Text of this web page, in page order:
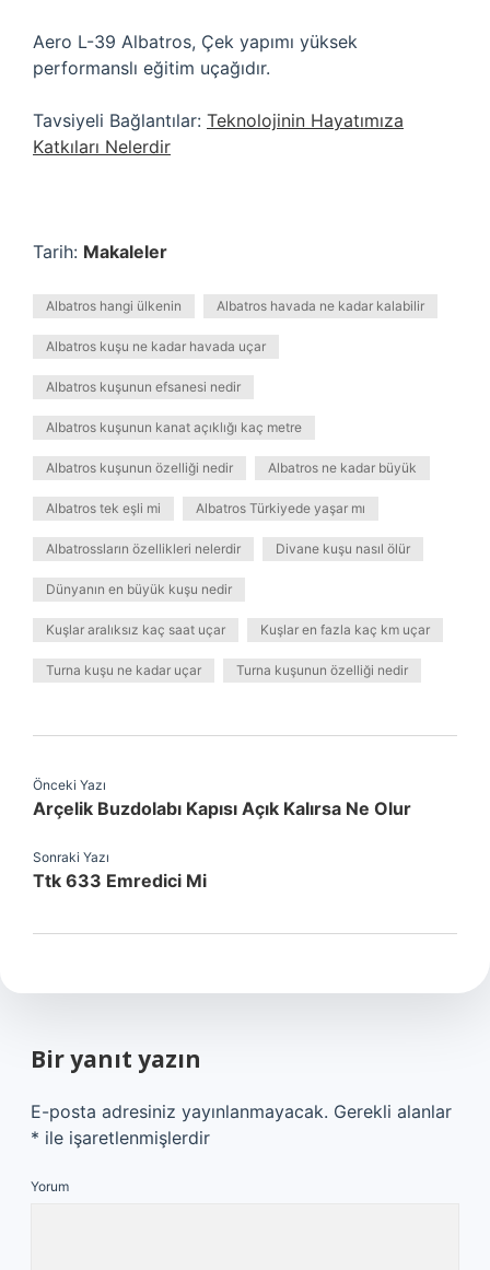
Aero L-39 Albatros, Çek yapımı yüksek
performanslı eğitim uçağıdır.
Tavsiyeli Bağlantılar: Teknolojinin Hayatımıza
Katkıları Nelerdir
Tarih: Makaleler
Albatros hangi ülkenin Albatros havada ne kadar kalabilir
Albatros kuşu ne kadar havada uçar
Albatros kuşunun efsanesi nedir
Albatros kuşunun kanat açıklığı kaç metre
Albatros kuşunun özelliği nedir Albatros ne kadar büyük
Albatros tek eşli mi Albatros Türkiyede yaşar mı
Albatrossların özellikleri nelerdir Divane kuşu nasıl ölür
Dünyanın en büyük kuşu nedir
Kuşlar aralıksız kaç saat uçar Kuşlar en fazla kaç km uçar
Turna kuşu ne kadar uçar Turna kuşunun özelliği nedir
Önceki Yazı
Arçelik Buzdolabı Kapısı Açık Kalırsa Ne Olur
Sonraki Yazı
Ttk 633 Emredici Mi
Bir yanıt yazın
E-posta adresiniz yayınlanmayacak. Gerekli alanlar
* ile işaretlenmişlerdir
Yorum